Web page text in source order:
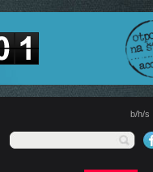
b/h/s